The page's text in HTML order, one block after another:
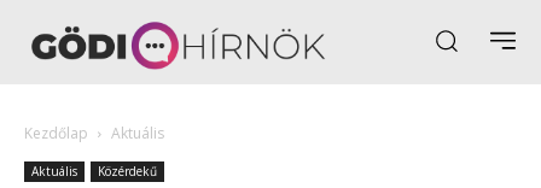
Kezdőlap Aktuális
Aktuális Közérdekű